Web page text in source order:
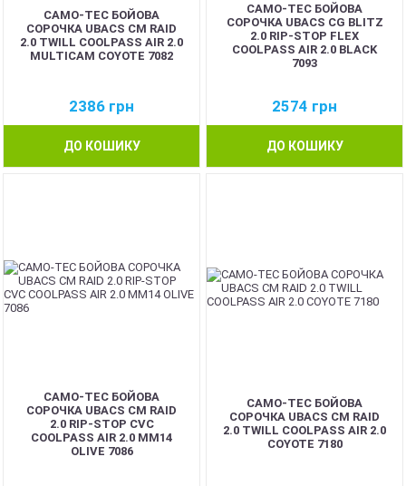
CAMO-TEC БОЙОВА
СОРОЧКА UBACS CM RAID
2.0 TWILL COOLPASS AIR 2.0
MULTICAM COYOTE 7082
2386 грн
ДО КОШИКУ
CAMO-TEC БОЙОВА
СОРОЧКА UBACS CG BLITZ
2.0 RIP-STOP FLEX
COOLPASS AIR 2.0 BLACK
7093
2574 грн
ДО КОШИКУ
CAMO-TEC БОЙОВА
СОРОЧКА UBACS CM RAID
2.0 RIP-STOP CVC
COOLPASS AIR 2.0 MM14
OLIVE 7086
CAMO-TEC БОЙОВА
СОРОЧКА UBACS CM RAID
2.0 TWILL COOLPASS AIR 2.0
COYOTE 7180